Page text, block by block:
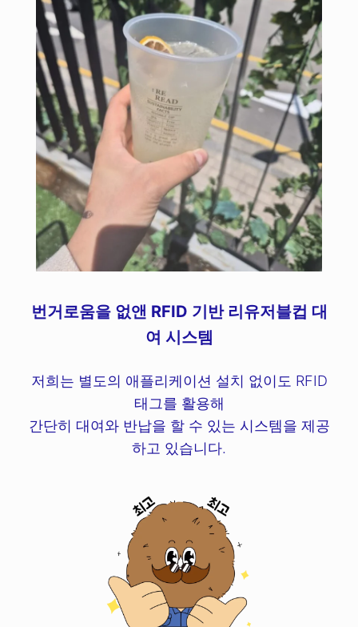
번거로움을 없앤 RFID 기반 리유저블컵 대
여 시스템
저희는 별도의 애플리케이션 설치 없이도 RFID
태그를 활용해
간단히 대여와 반납을 할 수 있는 시스템을 제공
하고 있습니다.